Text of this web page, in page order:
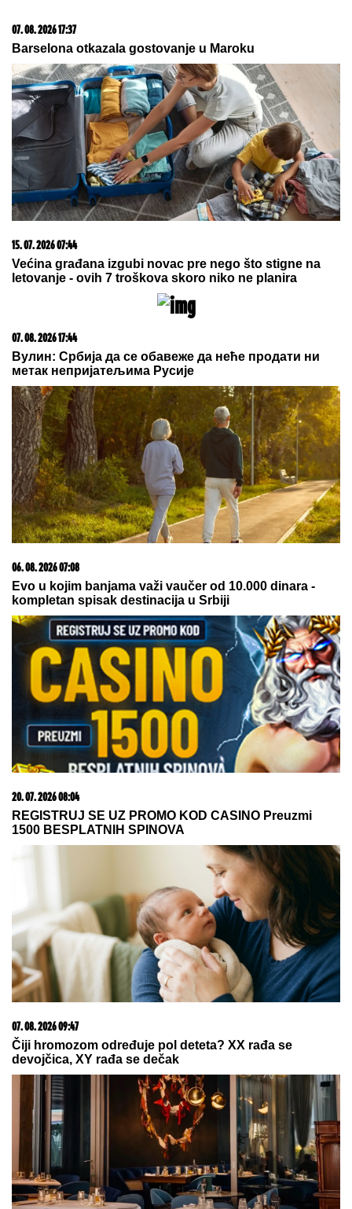
(VIDEO) "ONI MOLE DA UĐU U ELITU 10"Dača
Virijević raskrinkao rijaliti učesnike, otkrio sve o
Aneli i Kariću, pa šokirao: "Filip se dopisuje sa
pevačicom"
NOVIDETALjI JEZIVOG UBISTVA NA
NOVOM BEOGRADU: Komšije
pozadina cele priče (FOTO/VIDEO)
POLICIJA REAGOVALA ZBOG ŽENE
SERGEJA TRIFUNOVIĆA,
očekivala da će je OVO SAČEKATI u
by Aklamator
15. 07. 2026 07:44
Većina građana izgubi novac pre nego što stigne na
Вулин: Србија да се обавеже да неће продати ни
метак непријатељима Русије
06. 08. 2026 07:08
Evo u kojim banjama važi vaučer od 10.000 dinara -
kompletan spisak destinacija u Srbiji